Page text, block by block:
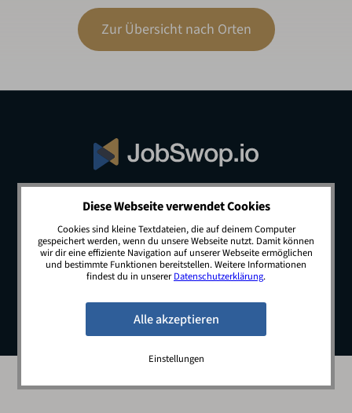
Zur Übersicht nach Orten
© 2026 JobSwop.io · All rights reserved.
Blog Jobs Newsletter
Kontakt
Preise
Impressum Datenschutz
Diese Webseite verwendet Cookies
Cookies sind kleine Textdateien, die auf deinem Computer
gespeichert werden, wenn du unsere Webseite nutzt. Damit können
wir dir eine effiziente Navigation auf unserer Webseite ermöglichen
und bestimmte Funktionen bereitstellen. Weitere Informationen
findest du in unsererDatenschutzerklärung.
Einstellungen